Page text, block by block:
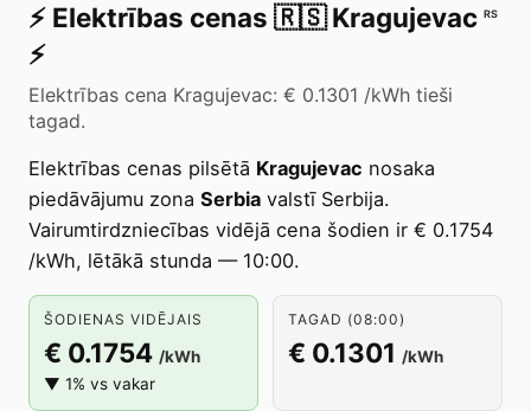
⚡️ Elektrības cenas 🇷🇸 Kragujevac RS
⚡️
Elektrības cena Kragujevac: € 0.1301 /kWh tieši
tagad.
Elektrības cenas pilsētā Kragujevac nosaka
piedāvājumu zona Serbia valstī Serbija.
Vairumtirdzniecības vidējā cena šodien ir € 0.1754
/kWh, lētākā stunda — 10:00.
ŠODIENAS VIDĒJAIS
€ 0.1754 /kWh
▼ 1% vs vakar
TAGAD (08:00)
€ 0.1301 /kWh